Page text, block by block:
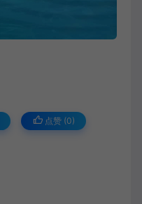
点赞 (0)